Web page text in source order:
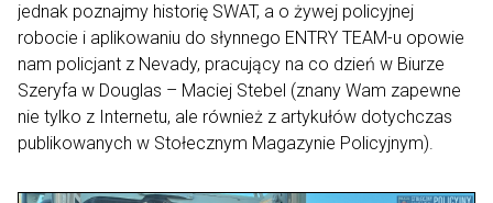
jednak poznajmy historię SWAT, a o żywej policyjnej
robocie i aplikowaniu do słynnego ENTRY TEAM-u opowie
nam policjant z Nevady, pracujący na co dzień w Biurze
Szeryfa w Douglas – Maciej Stebel (znany Wam zapewne
nie tylko z Internetu, ale również z artykułów dotychczas
publikowanych w Stołecznym Magazynie Policyjnym).